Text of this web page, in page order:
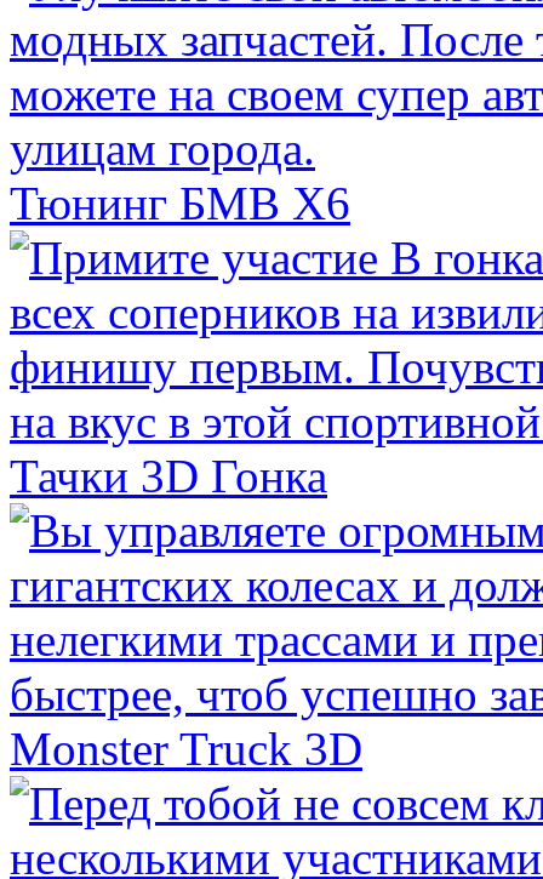
Тюнинг БМВ Х6
Тачки 3D Гонка
Monster Truck 3D